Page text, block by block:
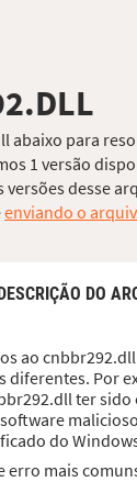
abaixo para
1 versão
versões desse
enviando o
DO
ao
diferentes. Por
ter
do
erro mais